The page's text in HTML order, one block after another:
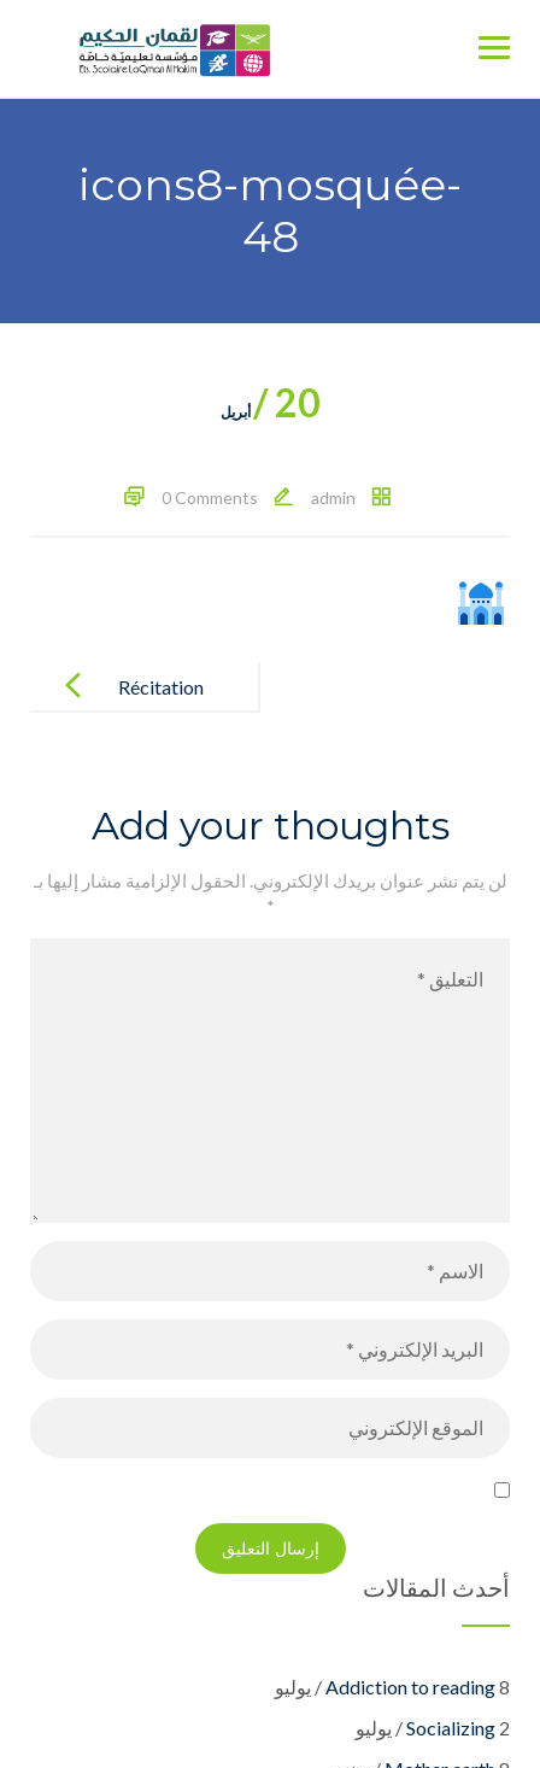
icons8-mosquée-
48
20 / أبريل
admin
0 Comments
Récitation
Add your thoughts
لن يتم نشر عنوان بريدك الإلكتروني. الحقول الإلزامية مشار إليها بـ
*
أحدث المقالات
Addiction to reading8 / يوليو
Socializing 2 / يوليو